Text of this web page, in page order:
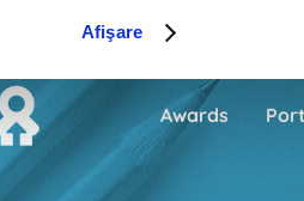
Afişare
Awards